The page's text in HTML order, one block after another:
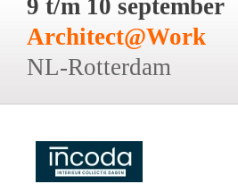
9 t/m 10 september
Architect@Work
NL-Rotterdam